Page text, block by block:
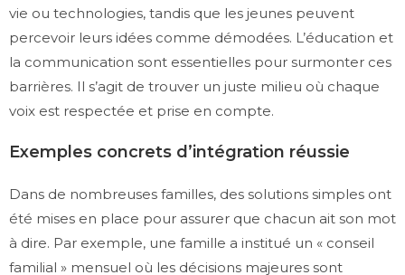
vie ou technologies, tandis que les jeunes peuvent
percevoir leurs idées comme démodées. L’éducation et
la communication sont essentielles pour surmonter ces
barrières. Il s’agit de trouver un juste milieu où chaque
voix est respectée et prise en compte.
Exemples concrets d’intégration réussie
Dans de nombreuses familles, des solutions simples ont
été mises en place pour assurer que chacun ait son mot
à dire. Par exemple, une famille a institué un « conseil
familial » mensuel où les décisions majeures sont